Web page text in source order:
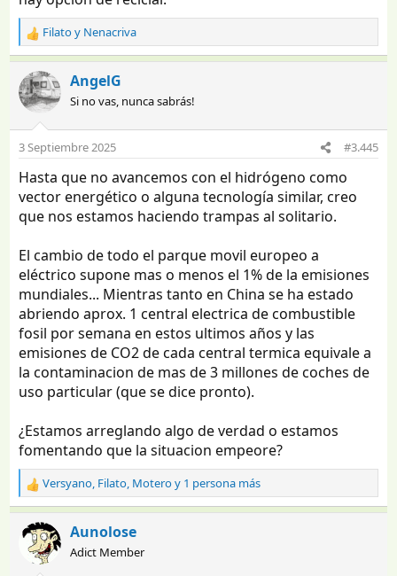
R
e
a
c
c
o
n
s
:
Filatoy Nenacriva
AngelG
Si no vas, nunca sabrás!
3 Septiembre 2025 #3.445
Hasta que no avancemos con el hidrógeno como
vector energético o alguna tecnología similar, creo
que nos estamos haciendo trampas al solitario.
El cambio de todo el parque movil europeo a
eléctrico supone mas o menos el 1% de la emisiones
mundiales... Mientras tanto en China se ha estado
abriendo aprox. 1 central electrica de combustible
fosil por semana en estos ultimos años y las
emisiones de CO2 de cada central termica equivale a
la contaminacion de mas de 3 millones de coches de
uso particular (que se dice pronto).
¿Estamos arreglando algo de verdad o estamos
fomentando que la situacion empeore?
R
e
a
c
c
Versyano, Filato, Moteroy 1 persona más
Aunolose
Adict Member